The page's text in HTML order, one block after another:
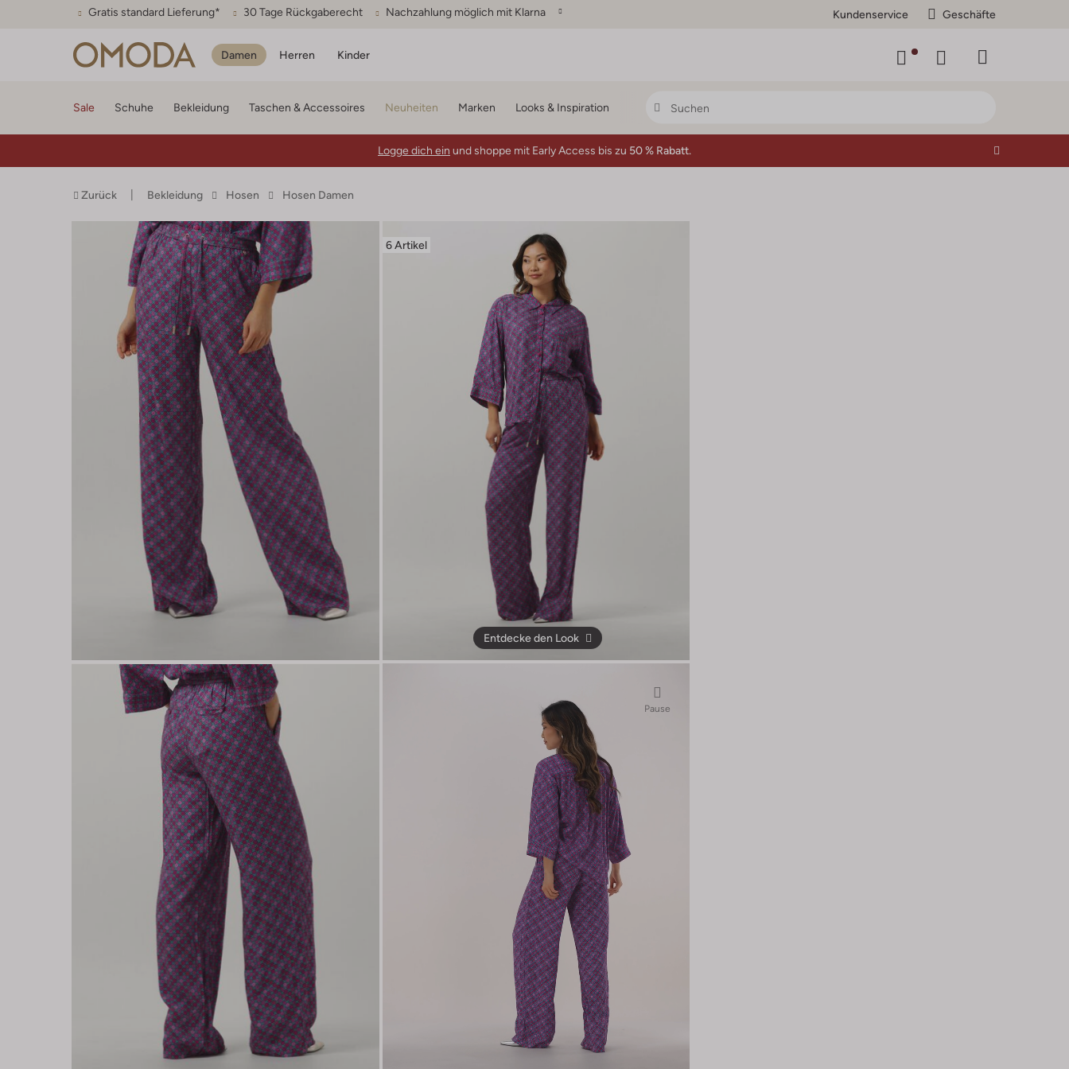
Gratis standard Lieferung* 30 Tage Rückgaberecht Nachzahlung möglich mit Klarna Kundenservice Geschäfte
Damen Herren Kinder
Sale Schuhe Bekleidung Taschen & Accessoires Neuheiten Marken Looks & Inspiration
Logge dich ein und shoppe mit Early Access bis zu 50 % Rabatt.
Zurück Bekleidung Hosen Hosen Damen
6 Artikel
Entdecke den Look
Pause